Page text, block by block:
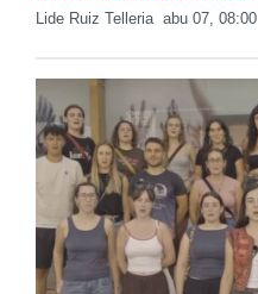
Lide Ruiz Telleria abu 07, 08:00